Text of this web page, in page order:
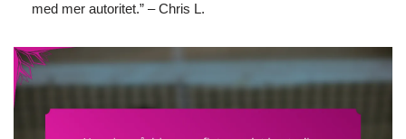
med mer autoritet.” – Chris L.